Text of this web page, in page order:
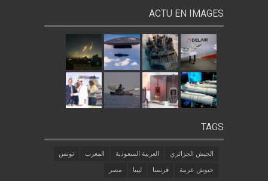
ACTU EN IMAGES
TAGS
الجيش الجزائري العربية السعودية المغرب تونس
جيوش عربية فرنسا ليبيا مصر